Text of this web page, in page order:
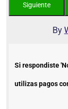
By
Si respondiste
utilizas pagos